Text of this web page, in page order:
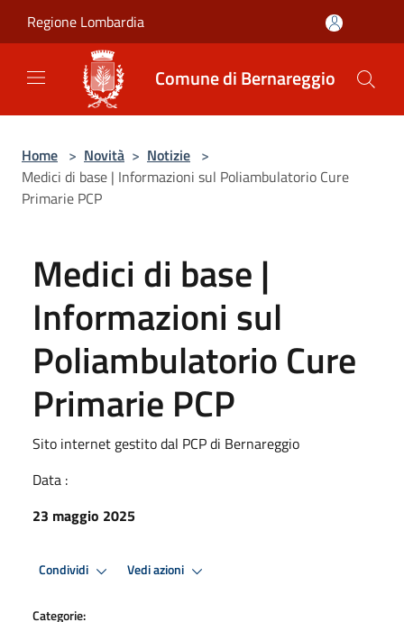
Regione Lombardia
Comune di Bernareggio
Home > Novità > Notizie >
Medici di base | Informazioni sul Poliambulatorio Cure
Primarie PCP
Medici di base |
Informazioni sul
Poliambulatorio Cure
Primarie PCP
Sito internet gestito dal PCP di Bernareggio
Data :
23 maggio 2025
Condividi Vedi azioni
Categorie: